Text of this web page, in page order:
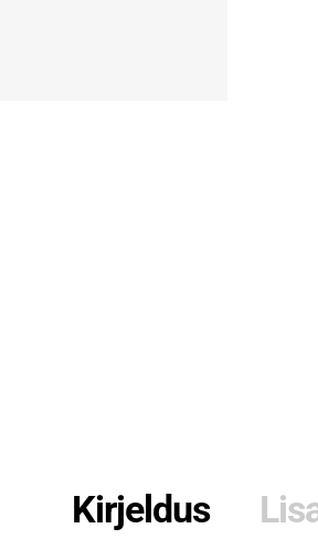
Kirjeldus